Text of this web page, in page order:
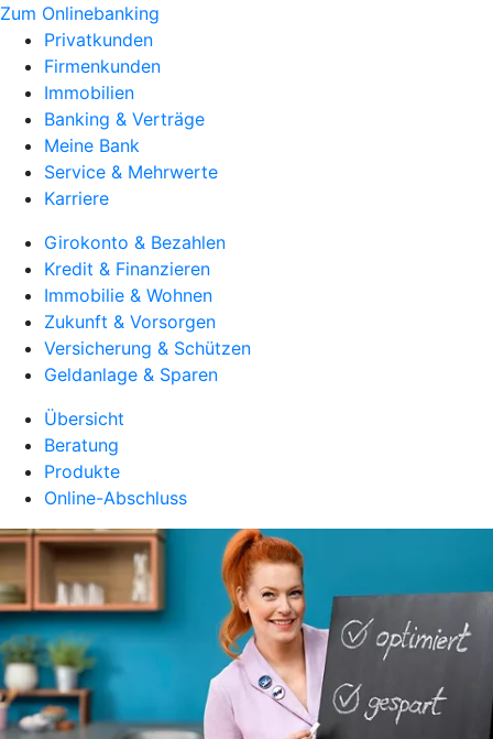
Zum Onlinebanking
Privatkunden
Firmenkunden
Immobilien
Banking & Verträge
Meine Bank
Service & Mehrwerte
Karriere
Girokonto & Bezahlen
Kredit & Finanzieren
Immobilie & Wohnen
Zukunft & Vorsorgen
Versicherung & Schützen
Geldanlage & Sparen
Übersicht
Beratung
Produkte
Online-Abschluss